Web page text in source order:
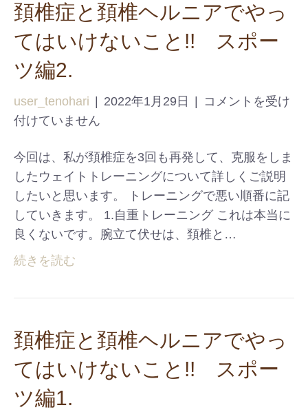
頚椎症と頚椎ヘルニアでやっ
てはいけないこと!! スポー
ツ編2.
user_tenohari 2022年1月29日
コメントを受け
付けていません
今回は、私が頚椎症を3回も再発して、克服をしま
したウェイトトレーニングについて詳しくご説明
したいと思います。 トレーニングで悪い順番に記
していきます。 1.自重トレーニング これは本当に
良くないです。腕立て伏せは、頚椎と…
続きを読む
頚椎症と頚椎ヘルニアでやっ
てはいけないこと!! スポー
ツ編1.